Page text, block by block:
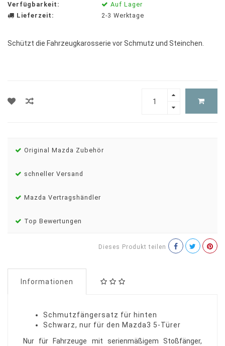
Verfügbarkeit:
Auf Lager
Lieferzeit:
2-3 Werktage
Schützt die Fahrzeugkarosserie vor Schmutz und Steinchen.
Original Mazda Zubehör
schneller Versand
Mazda Vertragshändler
Top Bewertungen
Dieses Produkt teilen
Informationen
Schmutzfängersatz für hinten
Schwarz, nur für den Mazda3 5-Türer
Nur für Fahrzeuge mit serienmäßigem Stoßfänger,